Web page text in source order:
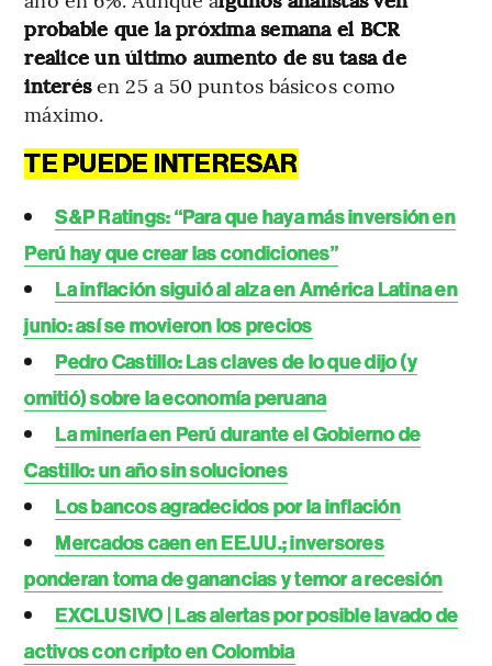
probable que la próxima semana el BCR
realice un último aumento de su tasa de
interésen 25 a 50 puntos básicos como
máximo.
TE PUEDE INTERESAR
S&P Ratings: “Para que haya más inversión en
Perú hay que crear las condiciones”
La inflación siguió al alza en América Latina en
junio: así se movieron los precios
Pedro Castillo: Las claves de lo que dijo (y
omitió) sobre la economía peruana
La minería en Perú durante el Gobierno de
Castillo: un año sin soluciones
Los bancos agradecidos por la inflación
Mercados caen en EE.UU.; inversores
ponderan toma de ganancias y temor a recesión
EXCLUSIVO | Las alertas por posible lavado de
activos con cripto en Colombia